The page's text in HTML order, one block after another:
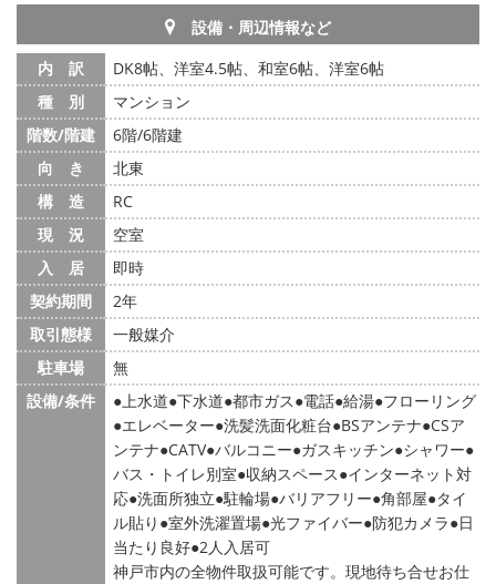
設備・周辺情報など
内 訳
DK8帖、洋室4.5帖、和室6帖、洋室6帖
種 別
マンション
階数/階建
6階/6階建
向 き
北東
構 造
RC
現 況
空室
入 居
即時
契約期間
2年
取引態様
一般媒介
駐車場
無
設備/条件
上水道 下水道 都市ガス 電話 給湯 フローリング
エレベーター 洗髪洗面化粧台 BSアンテナ CSア
ンテナ CATV バルコニー ガスキッチン シャワー
バス・トイレ別室 収納スペース インターネット対
応 洗面所独立 駐輪場 バリアフリー 角部屋 タイ
ル貼り 室外洗濯置場 光ファイバー 防犯カメラ
日
当たり良好 2人入居可
神戸市内の全物件取扱可能です。現地待ち合せお仕